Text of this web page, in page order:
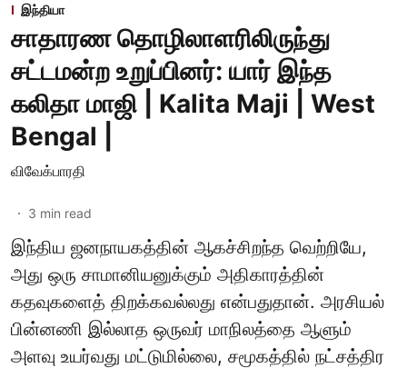
இந்தியா
சாதாரண தொழிலாளரிலிருந்து
சட்டமன்ற உறுப்பினர்: யார் இந்த
கலிதா மாஜி | Kalita Maji | West
Bengal |
விவேக்பாரதி
3 min read
இந்திய ஜனநாயகத்தின் ஆகச்சிறந்த வெற்றியே,
அது ஒரு சாமானியனுக்கும் அதிகாரத்தின்
கதவுகளைத் திறக்கவல்லது என்பதுதான். அரசியல்
பின்னணி இல்லாத ஒருவர் மாநிலத்தை ஆளும்
அளவு உயர்வது மட்டுமில்லை, சமூகத்தில் நட்சத்திர